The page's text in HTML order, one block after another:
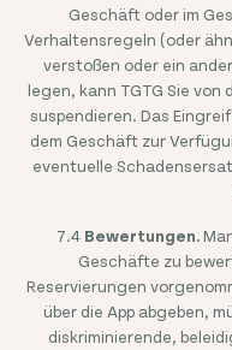
Geschäft oder im
Verhaltensregeln (oder
verstoßen oder ein
legen, kann TGTG Sie von
suspendieren. Das
dem Geschäft zur
eventuelle
7.4 Bewertungen.
Geschäfte zu
Reservierungen
über die App abgeben,
diskriminierende,